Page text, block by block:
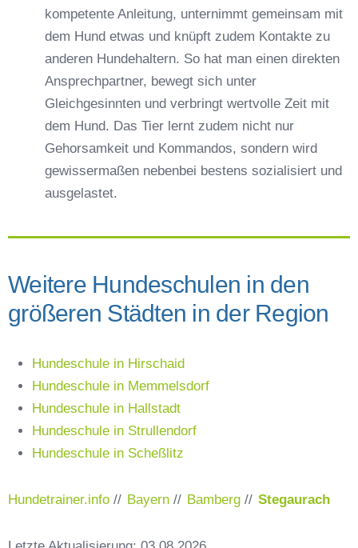
kompetente Anleitung, unternimmt gemeinsam mit
dem Hund etwas und knüpft zudem Kontakte zu
anderen Hundehaltern. So hat man einen direkten
Ansprechpartner, bewegt sich unter
Gleichgesinnten und verbringt wertvolle Zeit mit
dem Hund. Das Tier lernt zudem nicht nur
Gehorsamkeit und Kommandos, sondern wird
gewissermaßen nebenbei bestens sozialisiert und
ausgelastet.
Weitere Hundeschulen in den
größeren Städten in der Region
Hundeschule in Hirschaid
Hundeschule in Memmelsdorf
Hundeschule in Hallstadt
Hundeschule in Strullendorf
Hundeschule in Scheßlitz
Hundetrainer.info // Bayern // Bamberg // Stegaurach